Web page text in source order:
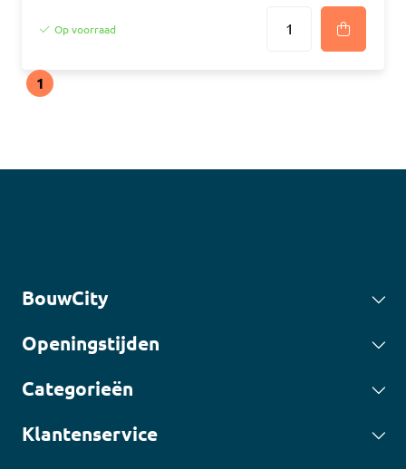
Op voorraad
1
BouwCity
Openingstijden
Categorieën
Klantenservice